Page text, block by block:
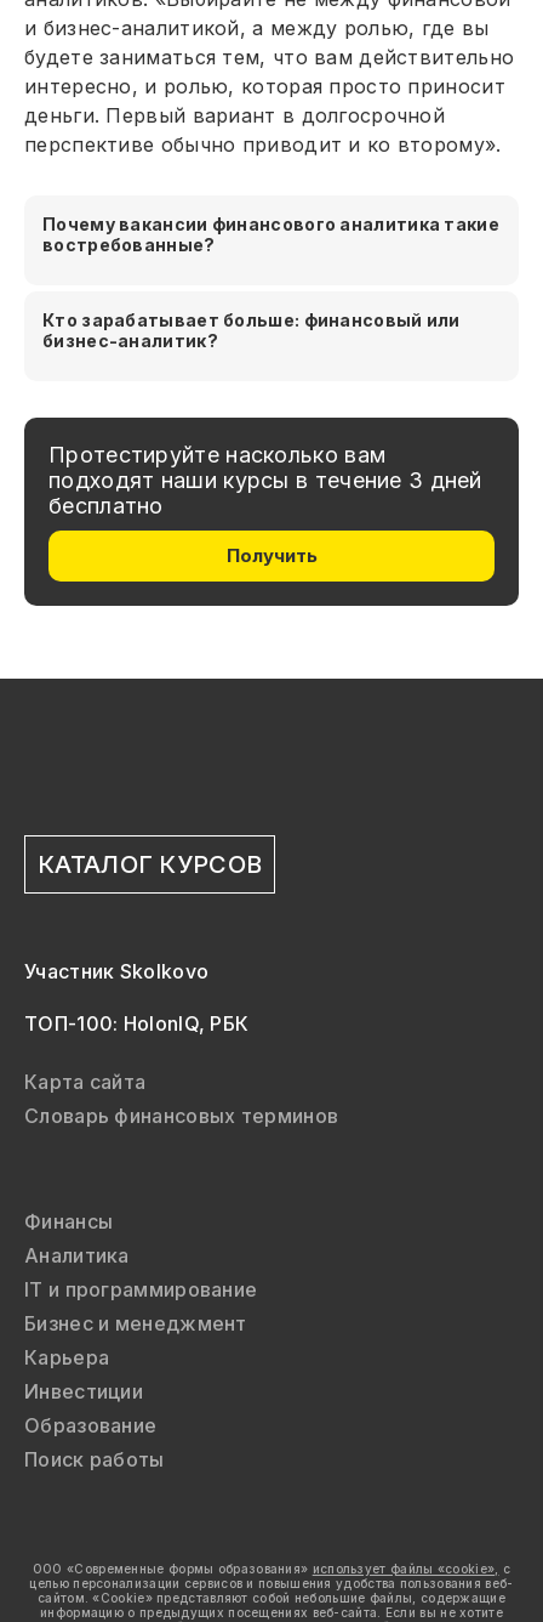
и бизнес-аналитикой, а между ролью, где вы
будете заниматься тем, что вам действительно
интересно, и ролью, которая просто приносит
деньги. Первый вариант в долгосрочной
перспективе обычно приводит и ко второму».
Почему вакансии финансового аналитика такие
востребованные?
Кто зарабатывает больше: финансовый или
бизнес-аналитик?
Протестируйте насколько вам
подходят наши курсы в течение 3 дней
бесплатно
Получить
КАТАЛОГ КУРСОВ
Участник Skolkovo
ТОП-100: HolonIQ, РБК
Карта сайта
Словарь финансовых терминов
Финансы
Аналитика
IT и программирование
Бизнес и менеджмент
Карьера
Инвестиции
Образование
Поиск работы
ООО «Современные формы образования» использует файлы «cookie»,
с
целью персонализации сервисов и повышения удобства пользования веб-
сайтом. «Cookie» представляют собой небольшие файлы, содержащие
информацию о предыдущих посещениях веб-сайта. Если вы не хотите